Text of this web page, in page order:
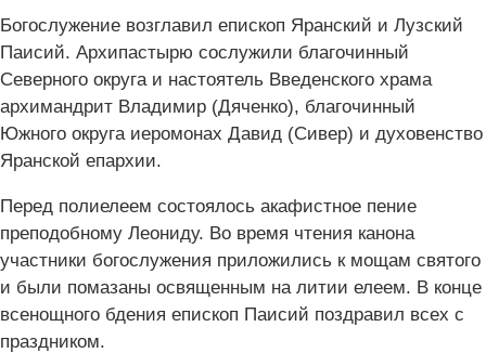
Богослужение возглавил епископ Яранский и Лузский
Паисий. Архипастырю сослужили благочинный
Северного округа и настоятель Введенского храма
архимандрит Владимир (Дяченко), благочинный
Южного округа иеромонах Давид (Сивер) и духовенство
Яранской епархии.
Перед полиелеем состоялось акафистное пение
преподобному Леониду. Во время чтения канона
участники богослужения приложились к мощам святого
и были помазаны освященным на литии елеем. В конце
всенощного бдения епископ Паисий поздравил всех с
праздником.